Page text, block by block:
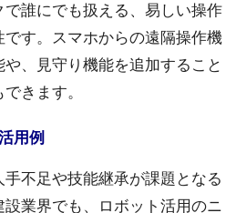
で誰にでも扱える、易しい操作
です。スマホからの遠隔操作機
や、見守り機能を追加すること
できます。
用例
手不足や技能継承が課題となる
設業界でも、ロボット活用のニ